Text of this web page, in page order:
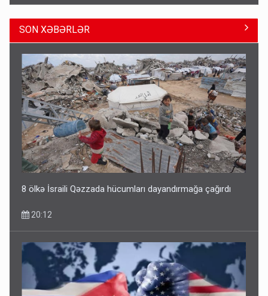
ŞOK! David Seliverstov ölkədən qaçdı
14:14
SON XƏBƏRLƏR
8 ölkə İsraili Qəzzada hücumları dayandırmağa çağırdı
20:12